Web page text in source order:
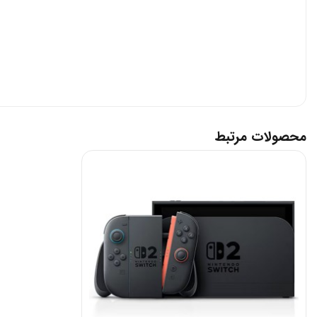
این تراشه از فناوری‌هایی نظیر:
DLSS 3.5 برای ارتقاء کیفیت تصویر بدون کاهش عملکرد
Ray Tracing برای نورپردازی واقع‌گرایانه و سایه‌زنی طبیعی
این تغییر باعث شده بازی‌ها به‌صورت روان‌تر، با نرخ فریم بالاتر
محصولات مرتبط